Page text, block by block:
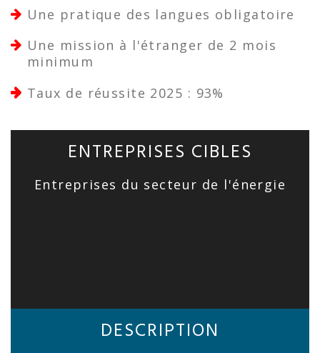
Une pratique des langues obligatoire
Une mission à l'étranger de 2 mois
minimum
Taux de réussite 2025 : 93%
ENTREPRISES CIBLES
Entreprises du secteur de l'énergie
DESCRIPTION